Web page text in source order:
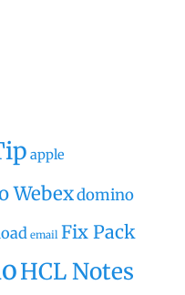
apple
Webexdomino
email Fix Pack
HCL Notes